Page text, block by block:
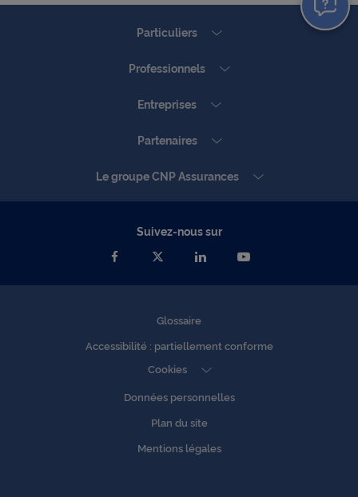
Particuliers
Professionnels
Entreprises
Partenaires
Le groupe CNP Assurances
Glossaire
Accessibilité : partiellement conforme
Cookies
Données personnelles
Plan du site
Mentions légales
Suivez-nous sur